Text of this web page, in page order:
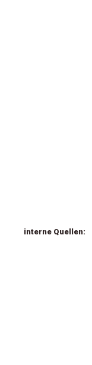
interne Quellen: